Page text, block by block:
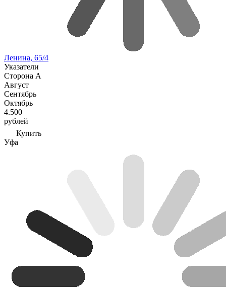
Ленина, 65/4
Указатели
Сторона А
Август
Сентябрь
Октябрь
4.500
рублей
Купить
Уфа